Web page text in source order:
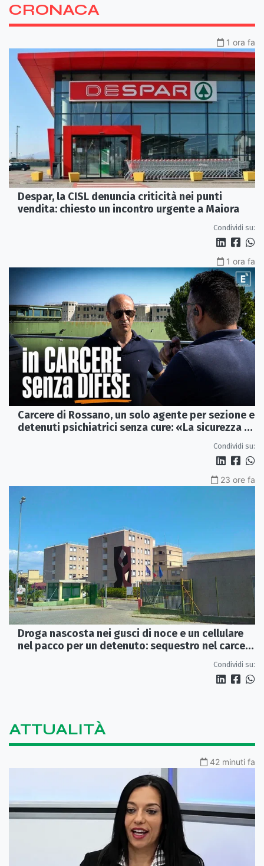
CRONACA
1 ora fa
Despar, la CISL denuncia criticità nei punti
vendita: chiesto un incontro urgente a Maiora
Condividi su:
1 ora fa
Carcere di Rossano, un solo agente per sezione e
detenuti psichiatrici senza cure: «La sicurezza è
Condividi su:
23 ore fa
Droga nascosta nei gusci di noce e un cellulare
nel pacco per un detenuto: sequestro nel carcere
Condividi su:
ATTUALITÀ
42 minuti fa